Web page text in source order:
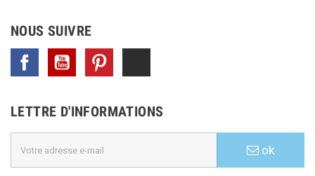
NOUS SUIVRE
Facebook YouTube
LETTRE D'INFORMATIONS
ok